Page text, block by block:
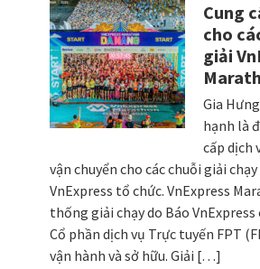
Cung
cho
giải
Gia
hạnh là
cấp dịch
vận chuyển cho các chuỗi giải
VnExpress tổ chức. VnExpress
thống giải chạy do Báo
Cổ phần dịch vụ Trực tuyến FPT
vận hành và sở hữu. Giải […]